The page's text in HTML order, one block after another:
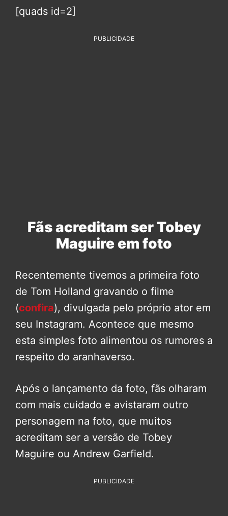
[quads id=2]
PUBLICIDADE
Fãs acreditam ser Tobey
Maguire em foto
Recentemente tivemos a primeira foto
de Tom Holland gravando o filme
(confira), divulgada pelo próprio ator em
seu Instagram. Acontece que mesmo
esta simples foto alimentou os rumores a
respeito do aranhaverso.
Após o lançamento da foto, fãs olharam
com mais cuidado e avistaram outro
personagem na foto, que muitos
acreditam ser a versão de Tobey
Maguire ou Andrew Garfield.
PUBLICIDADE